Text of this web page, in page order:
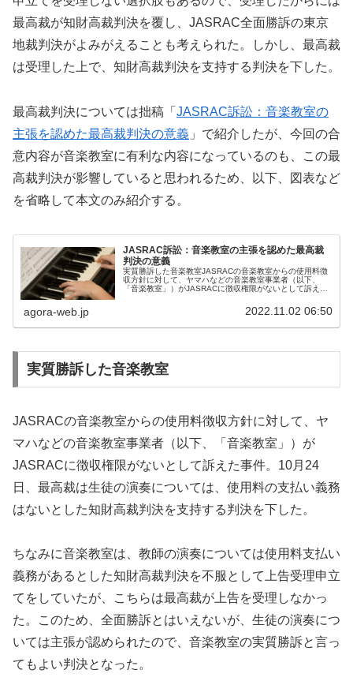
最高裁が知財高裁判決を覆し、JASRAC全面勝訴の東京
地裁判決がよみがえることも考えられた。しかし、最高裁
は受理した上で、知財高裁判決を支持する判決を下した。
最高裁判決については拙稿「 JASRAC訴訟：音楽教室の
主張を認めた最高裁判決の意義 」で紹介したが、今回の合
意内容が音楽教室に有利な内容になっているのも、この最
高裁判決が影響していると思われるため、以下、図表など
を省略して本文のみ紹介する。
JASRAC訴訟：音楽教室の主張を認めた最高裁
判決の意義
実質勝訴した音楽教室JASRACの音楽教室からの使用料徴
収方針に対して、ヤマハなどの音楽教室事業者（以下、
「音楽教室」）がJASRACに徴収権限がないとして訴えた
agora-web.jp 2022.11.02 06:50
実質勝訴した音楽教室
JASRACの音楽教室からの使用料徴収方針に対して、ヤ
マハなどの音楽教室事業者（以下、「音楽教室」）が
JASRACに徴収権限がないとして訴えた事件。10月24
日、最高裁は生徒の演奏については、使用料の支払い義務
はないとした知財高裁判決を支持する判決を下した。
ちなみに音楽教室は、教師の演奏については使用料支払い
義務があるとした知財高裁判決を不服として上告受理申立
てをしていたが、こちらは最高裁が上告を受理しなかっ
た。このため、全面勝訴とはいえないが、生徒の演奏につ
いては主張が認められたので、音楽教室の実質勝訴と言っ
てもよい判決となった。